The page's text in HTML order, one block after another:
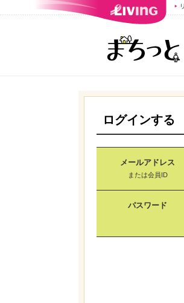
ログインする
メールアドレス
または会員ID
パスワード